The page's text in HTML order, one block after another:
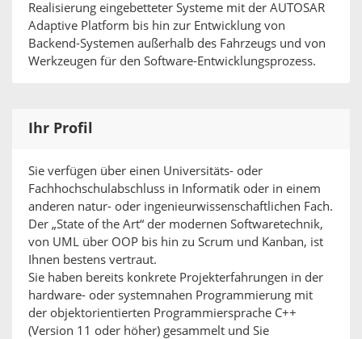
Realisierung eingebetteter Systeme mit der AUTOSAR
Adaptive Platform bis hin zur Entwicklung von
Backend-Systemen außerhalb des Fahrzeugs und von
Werkzeugen für den Software-Entwicklungsprozess.
Ihr Profil
Sie verfügen über einen Universitäts- oder
Fachhochschulabschluss in Informatik oder in einem
anderen natur- oder ingenieurwissenschaftlichen Fach.
Der „State of the Art“ der modernen Softwaretechnik,
von UML über OOP bis hin zu Scrum und Kanban, ist
Ihnen bestens vertraut.
Sie haben bereits konkrete Projekterfahrungen in der
hardware- oder systemnahen Programmierung mit
der objektorientierten Programmiersprache C++
(Version 11 oder höher) gesammelt und Sie